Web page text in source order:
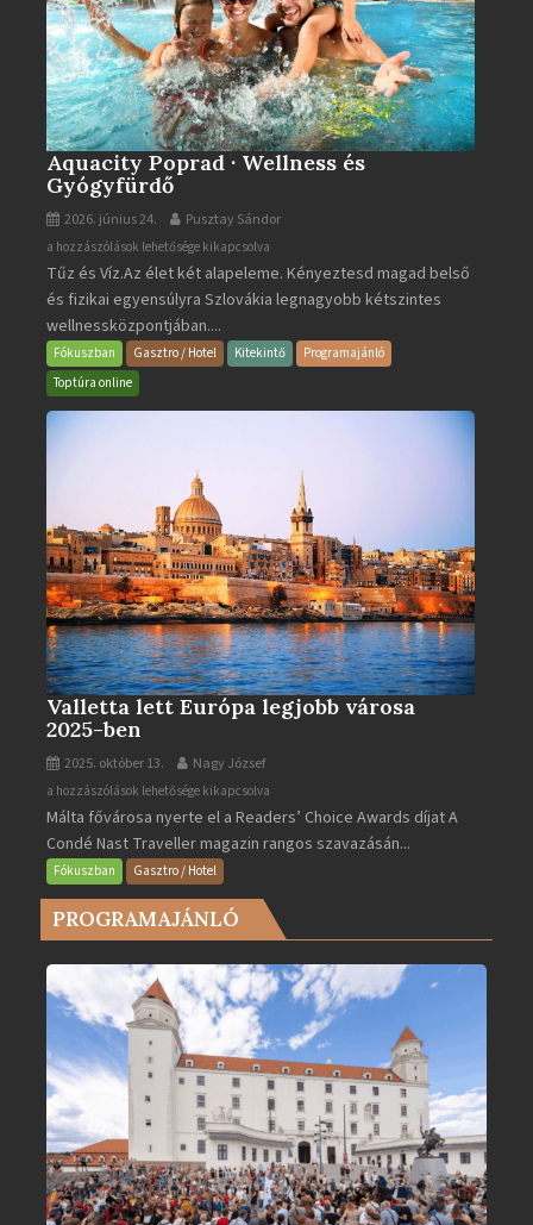
Aquacity Poprad · Wellness és
Gyógyfürdő
2026. június 24. Pusztay Sándor
Aquacity
Poprad
·
Wellness
és
Gyógyfürdő
a hozzászólások lehetősége kikapcsolva
Tűz és Víz.Az élet két alapeleme. Kényeztesd magad belső
és fizikai egyensúlyra Szlovákia legnagyobb kétszintes
wellnessközpontjában....
Fókuszban Gasztro / Hotel Kitekintő
Programajánló
Toptúra online
Valletta lett Európa legjobb városa
2025-ben
2025. október 13. Nagy József
Valletta
lett
Európa
legjobb
városa
2025-
bejegyzéshez
a hozzászólások lehetősége kikapcsolva
Málta fővárosa nyerte el a Readers’ Choice Awards díjat A
Condé Nast Traveller magazin rangos szavazásán...
Fókuszban Gasztro / Hotel
PROGRAMAJÁNLÓ